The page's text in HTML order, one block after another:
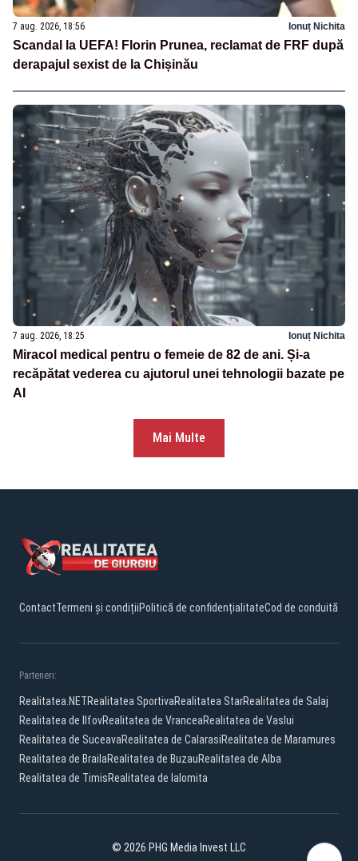
7 aug. 2026, 18:56 Ionuț Nichita
Scandal la UEFA! Florin Prunea, reclamat de FRF după
derapajul sexist de la Chișinău
7 aug. 2026, 18:25 Ionuț Nichita
Miracol medical pentru o femeie de 82 de ani. Și-a
recăpătat vederea cu ajutorul unei tehnologii bazate pe
AI
Mai Multe
ContactTermeni și condițiiPolitică de confidențialitateCod de conduită
Parteneri:
Realitatea.NETRealitatea SportivaRealitatea StarRealitatea de Salaj
Realitatea de IlfovRealitatea de VranceaRealitatea de Vaslui
Realitatea de SuceavaRealitatea de CalarasiRealitatea de Maramures
Realitatea de BrailaRealitatea de BuzauRealitatea de Alba
Realitatea de TimisRealitatea de Ialomita
© 2026 PHG Media Invest LLC